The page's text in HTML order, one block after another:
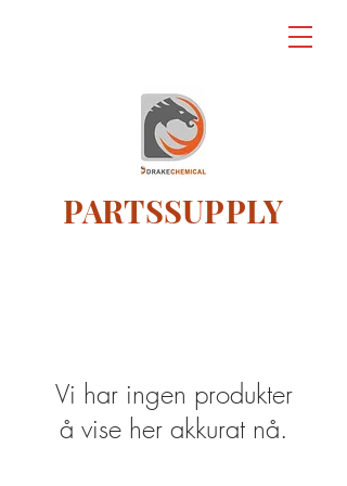
PARTSSUPPLY
Vi har ingen produkter
å vise her akkurat nå.